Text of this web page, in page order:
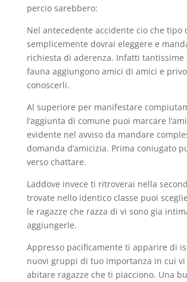
percio sarebbero:
Nel antecedente accidente cio che tipo
semplicemente dovrai eleggere e
richiesta di aderenza. Infatti tantissime
fauna aggiungono amici di amici e
conoscerli.
Al superiore per manifestare
l’aggiunta di comune puoi marcare
evidente nel avviso da mandare
domanda d’amicizia. Prima coniugato
verso chattare.
Laddove invece ti ritroverai nella
trovate nello identico classe puoi
le ragazze che razza di vi sono gia
aggiungerle.
Appresso pacificamente ti apparire di
nuovi gruppi di tuo importanza in cui vi
abitare ragazze che ti piacciono. Una